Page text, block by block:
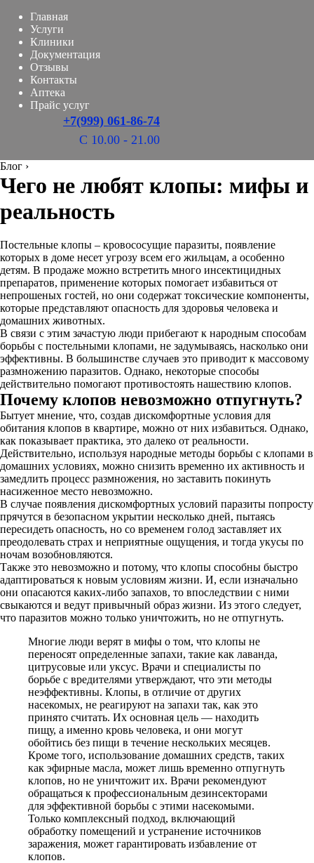
Главная
Услуги
Клиники
Документация
Отзывы
Контакты
Аптека
Прайс услуг
+7(999) 061-86-74
С 10.00 - 21.00
Блог ›
Чего не любят клопы: мифы и
реальность
Постельные клопы – кровососущие паразиты, появление
которых в доме несет угрозу всем его жильцам, а особенно
детям. В продаже можно встретить много инсектицидных
препаратов, применение которых помогает избавиться от
непрошеных гостей, но они содержат токсические компоненты,
которые представляют опасность для здоровья человека и
домашних животных.
В связи с этим зачастую люди прибегают к народным способам
борьбы с постельными клопами, не задумываясь, насколько они
эффективны. В большинстве случаев это приводит к массовому
размножению паразитов. Однако, некоторые способы
действительно помогают противостоять нашествию клопов.
Почему клопов невозможно отпугнуть?
Бытует мнение, что, создав дискомфортные условия для
обитания клопов в квартире, можно от них избавиться. Однако,
как показывает практика, это далеко от реальности.
Действительно, используя народные методы борьбы с клопами в
домашних условиях, можно снизить временно их активность и
замедлить процесс размножения, но заставить покинуть
насиженное место невозможно.
В случае появления дискомфортных условий паразиты попросту
прячутся в безопасном укрытии несколько дней, пытаясь
пересидеть опасность, но со временем голод заставляет их
преодолевать страх и неприятные ощущения, и тогда укусы по
ночам возобновляются.
Также это невозможно и потому, что клопы способны быстро
адаптироваться к новым условиям жизни. И, если изначально
они опасаются каких-либо запахов, то впоследствии с ними
свыкаются и ведут привычный образ жизни. Из этого следует,
что паразитов можно только уничтожить, но не отпугнуть.
Многие люди верят в мифы о том, что клопы не
переносят определенные запахи, такие как лаванда,
цитрусовые или уксус. Врачи и специалисты по
борьбе с вредителями утверждают, что эти методы
неэффективны. Клопы, в отличие от других
насекомых, не реагируют на запахи так, как это
принято считать. Их основная цель — находить
пищу, а именно кровь человека, и они могут
обойтись без пищи в течение нескольких месяцев.
Кроме того, использование домашних средств, таких
как эфирные масла, может лишь временно отпугнуть
клопов, но не уничтожит их. Врачи рекомендуют
обращаться к профессиональным дезинсекторами
для эффективной борьбы с этими насекомыми.
Только комплексный подход, включающий
обработку помещений и устранение источников
заражения, может гарантировать избавление от
клопов.